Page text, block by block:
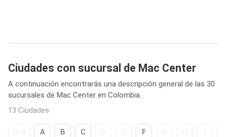
Ciudades con sucursal de Mac Center
A continuación encontrarás una descripción general de las 30
sucursales de Mac Center en Colombia.
13 Ciudades
A B C F